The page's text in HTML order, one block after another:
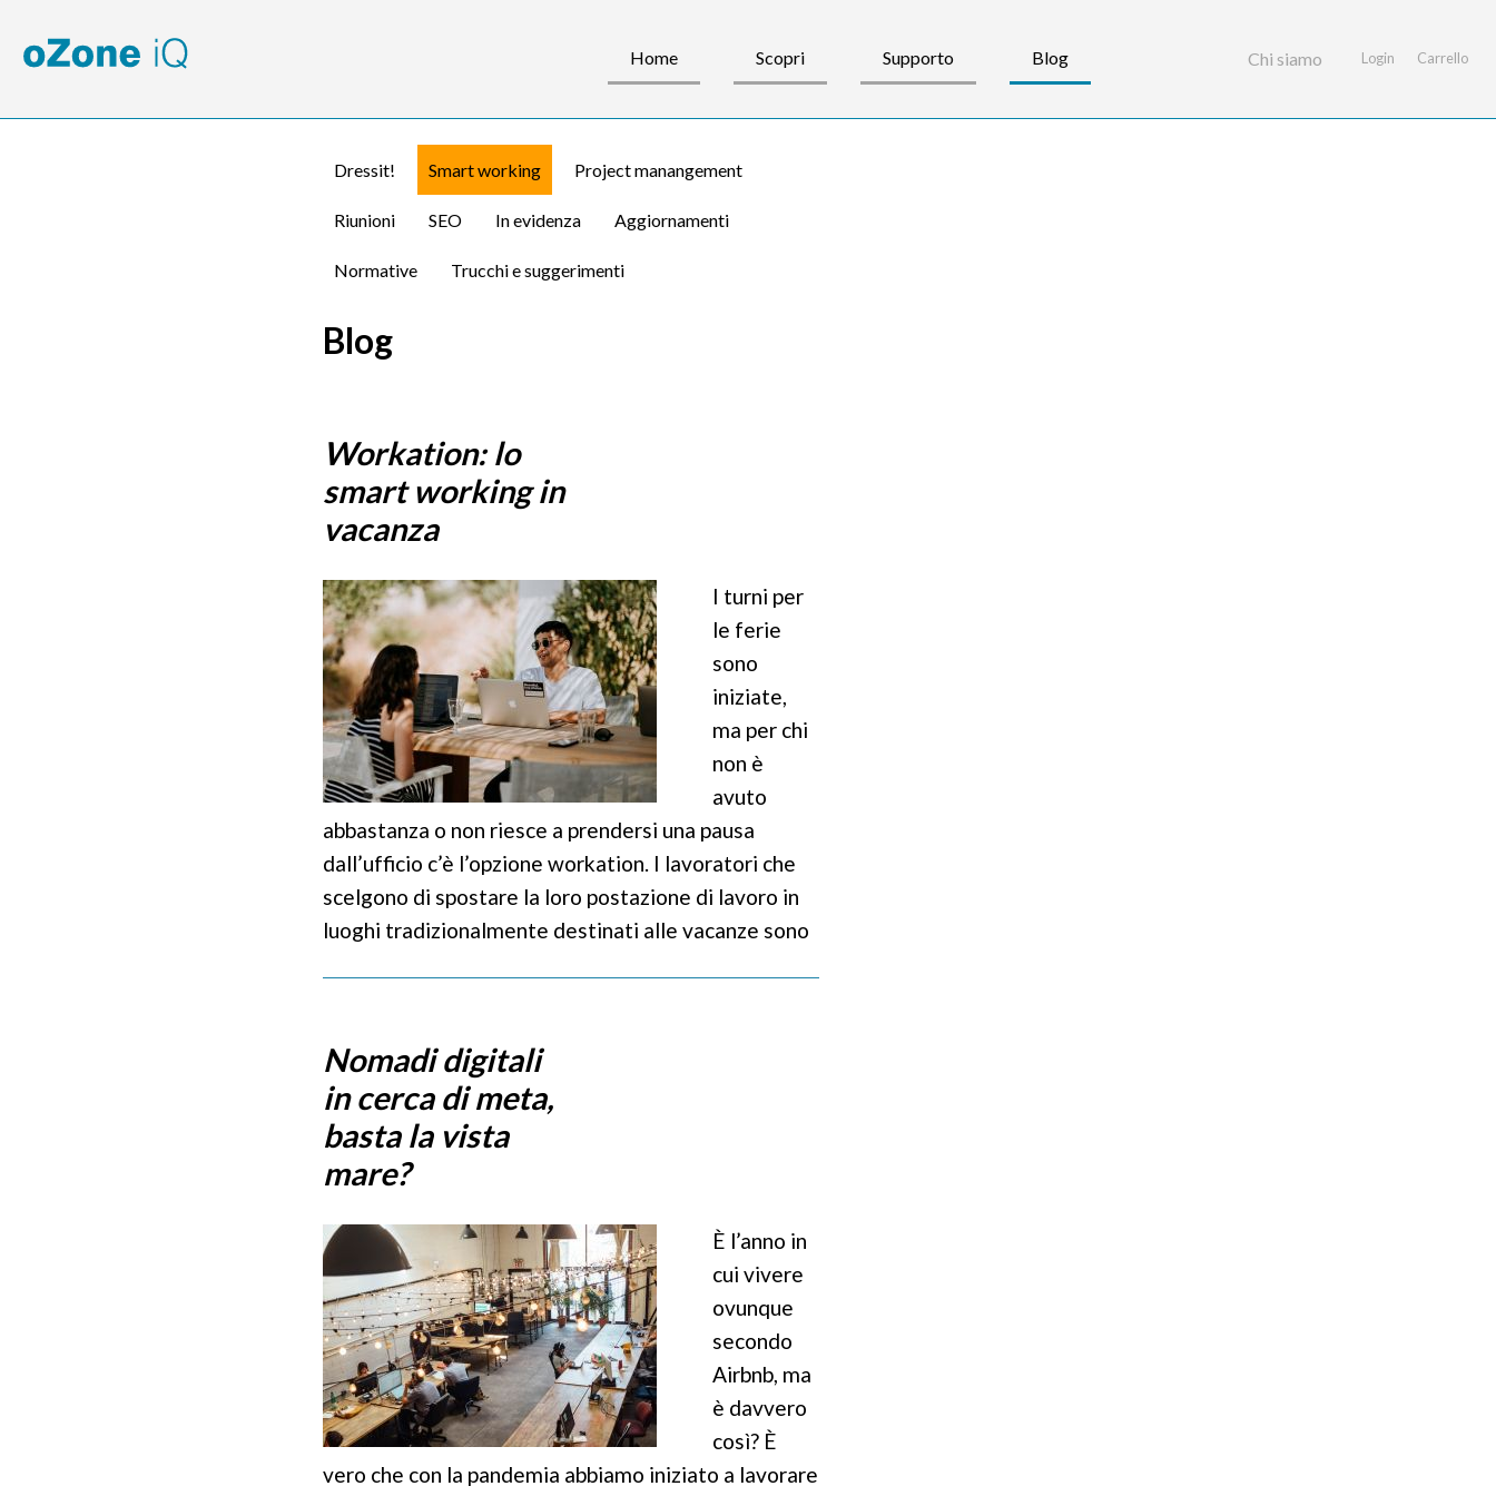
Home Scopri Supporto Blog Chi siamo Login Carrello
Dressit! Smart working Project manangement
Riunioni SEO In evidenza Aggiornamenti
Normative Trucchi e suggerimenti
Blog
Workation: lo
smart working in
vacanza
I turni per
le ferie
sono
iniziate,
ma per chi
non è
avuto
abbastanza o non riesce a prendersi una pausa
dall’ufficio c’è l’opzione workation. I lavoratori che
scelgono di spostare la loro postazione di lavoro in
luoghi tradizionalmente destinati alle vacanze sono
più importante per vivere una workation di successo.
Nell’articolo diamo qualche consiglio.
Pubblicato il01 958 2022
manangement
Nomadi digitali
in cerca di meta,
basta la vista
mare?
È l’anno in
cui vivere
ovunque
secondo
Airbnb, ma
è davvero
così? È
vero che con la pandemia abbiamo iniziato a lavorare